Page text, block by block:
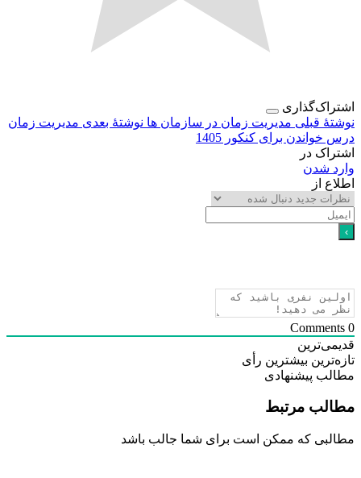
قبلی مدیریت زمان در سازمان ها نوشتهٔ بعدی مدیریت زمان
برای کنکور 1405
در
شدن
از
بیشترین رأی
پیشنهادی
مرتبط
که ممکن است برای شما جالب باشد